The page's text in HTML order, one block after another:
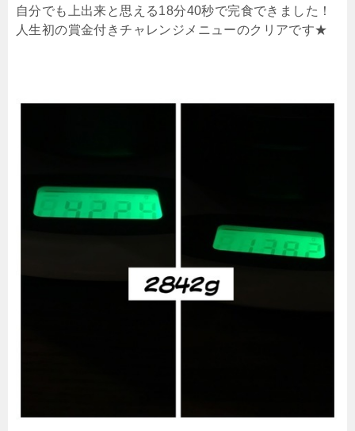
自分でも上出来と思える18分40秒で完食できました！
人生初の賞金付きチャレンジメニューのクリアです★